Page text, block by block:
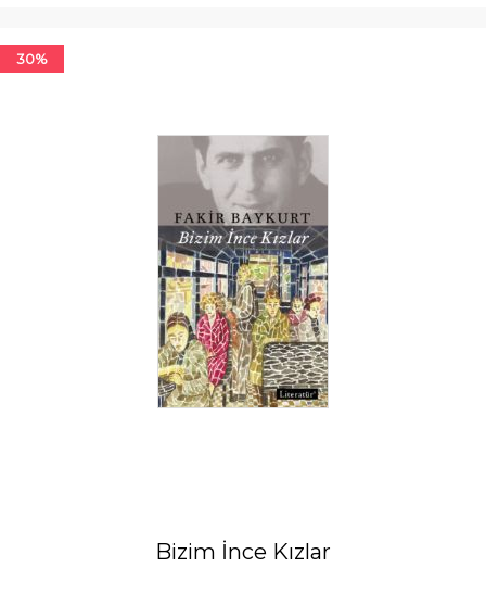
30%
Bizim İnce Kızlar